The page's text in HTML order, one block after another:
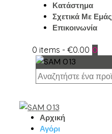
Κατάστημα
Σχετικά Με Εμάς
Επικοινωνία
0 items -€0.00 0
Αρχική
Αγόρι